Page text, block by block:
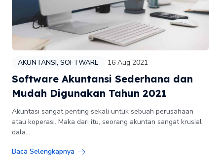
AKUNTANSI, SOFTWARE 16 Aug 2021
Software Akuntansi Sederhana dan
Mudah Digunakan Tahun 2021
Akuntasi sangat penting sekali untuk sebuah perusahaan
atau koperasi. Maka dari itu, seorang akuntan sangat krusial
dala...
Baca Selengkapnya